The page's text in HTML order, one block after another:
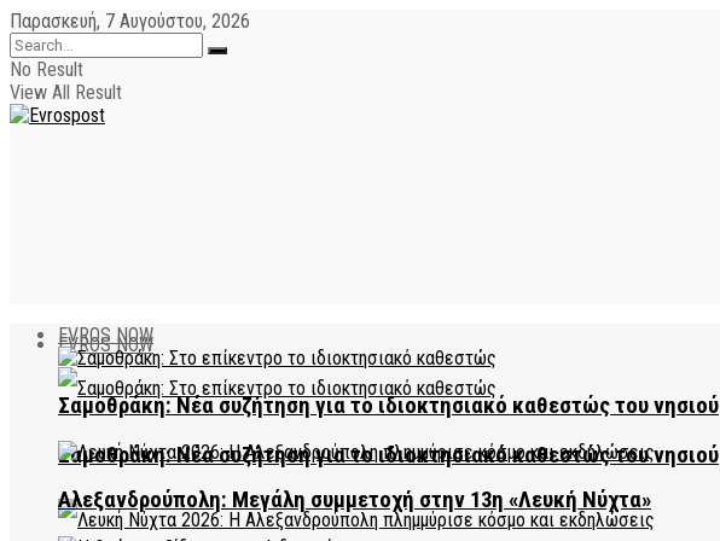
Παρασκευή, 7 Αυγούστου, 2026
No Result
View All Result
EVROS NOW
Σαμοθράκη: Νέα συζήτηση για το ιδιοκτησιακό καθεστώς του νησιού
EVROS NOW
Σαμοθράκη: Νέα συζήτηση για το ιδιοκτησιακό καθεστώς του νησιού
Αλεξανδρούπολη: Μεγάλη συμμετοχή στην 13η «Λευκή Νύχτα»